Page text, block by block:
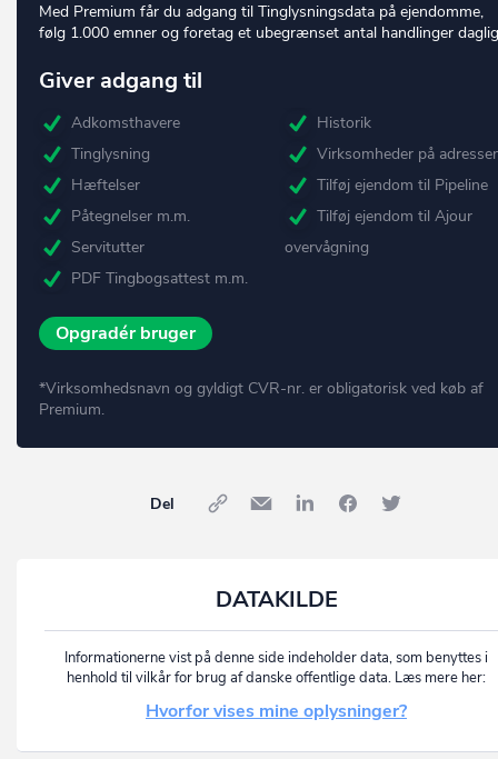
Med Premium får du adgang til Tinglysningsdata på ejendomme,
følg 1.000 emner og foretag et ubegrænset antal handlinger
Giver adgang til
Adkomsthavere
Tinglysning
Hæftelser
Påtegnelser m.m.
Servitutter
PDF Tingbogsattest m.m.
Historik
Virksomheder på
Tilføj ejendom til Pipeline
Tilføj ejendom til Ajour
overvågning
Opgradér bruger
*Virksomhedsnavn og gyldigt CVR-nr. er obligatorisk ved køb af
Premium.
Del
DATAKILDE
Informationerne vist på denne side indeholder data, som benyttes i
henhold til vilkår for brug af danske offentlige data. Læs mere her:
Hvorfor vises mine oplysninger?